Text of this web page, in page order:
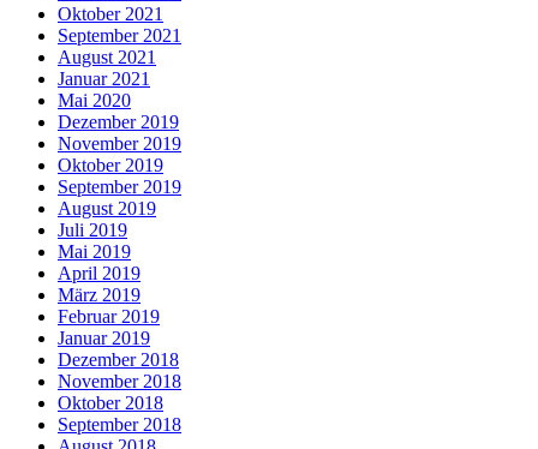
Oktober 2021
September 2021
August 2021
Januar 2021
Mai 2020
Dezember 2019
November 2019
Oktober 2019
September 2019
August 2019
Juli 2019
Mai 2019
April 2019
März 2019
Februar 2019
Januar 2019
Dezember 2018
November 2018
Oktober 2018
September 2018